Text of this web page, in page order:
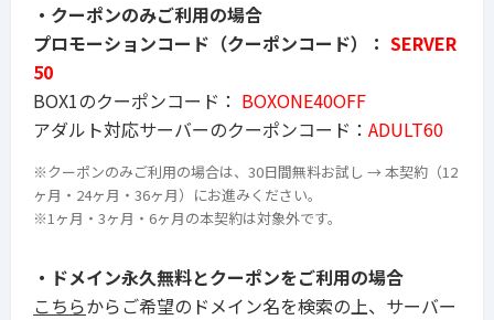
・クーポンのみご利用の場合
プロモーションコード（クーポンコード）： SERVER
50
BOX1のクーポンコード： BOXONE40OFF
アダルト対応サーバーのクーポンコード： ADULT60
※クーポンのみご利用の場合は、 30日間無料お試し →本契約（12
ヶ月・24ヶ月・36ヶ月）にお進みください。
※1ヶ月・ 3ヶ月・ 6ヶ月の本契約は対象外です。
・ドメイン永久無料とクーポンをご利用の場合
こちらからご希望のドメイン名を検索の上、サーバー